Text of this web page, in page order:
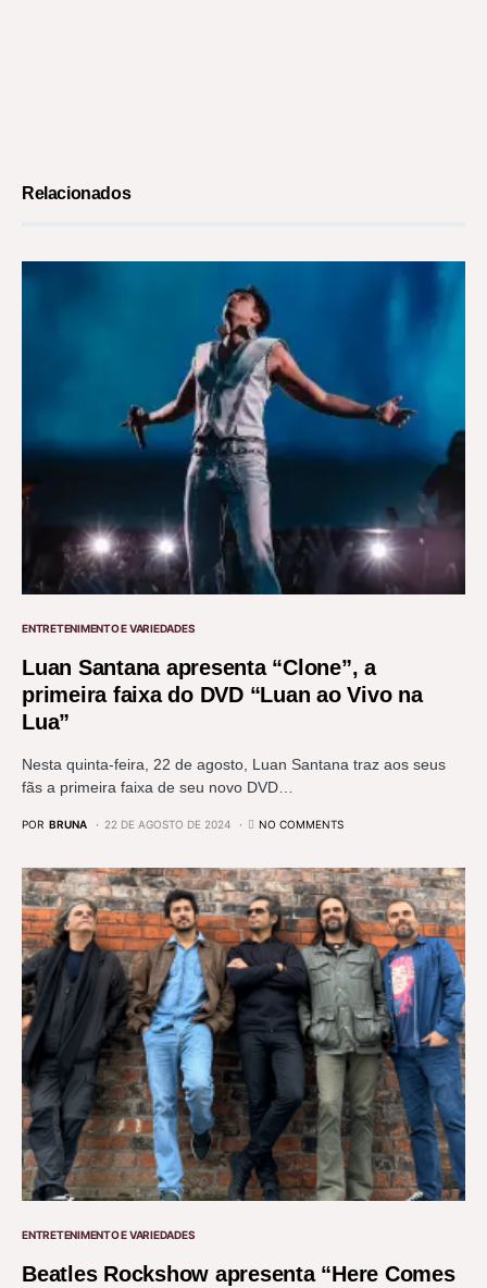
Relacionados
ENTRETENIMENTO E VARIEDADES
Luan Santana apresenta “Clone”, a
primeira faixa do DVD “Luan ao Vivo na
Lua”
Nesta quinta-feira, 22 de agosto, Luan Santana traz aos seus
fãs a primeira faixa de seu novo DVD…
POR BRUNA 22 DE AGOSTO DE 2024 NO COMMENTS
ENTRETENIMENTO E VARIEDADES
Beatles Rockshow apresenta “Here Comes